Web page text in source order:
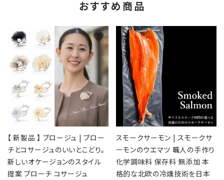
おすすめ商品
【 新製品 】 ブロージュ | ブロー
チとコサージュのいいとこどり。
新しいオケージョンのスタイル
提案 ブローチ コサージュ
favorite
スモークサーモン | スモークサ
ーモンのウエマツ 職人の手作り
化学調味料 保存料 無添加 本
格的な北欧の冷燻技術を日本